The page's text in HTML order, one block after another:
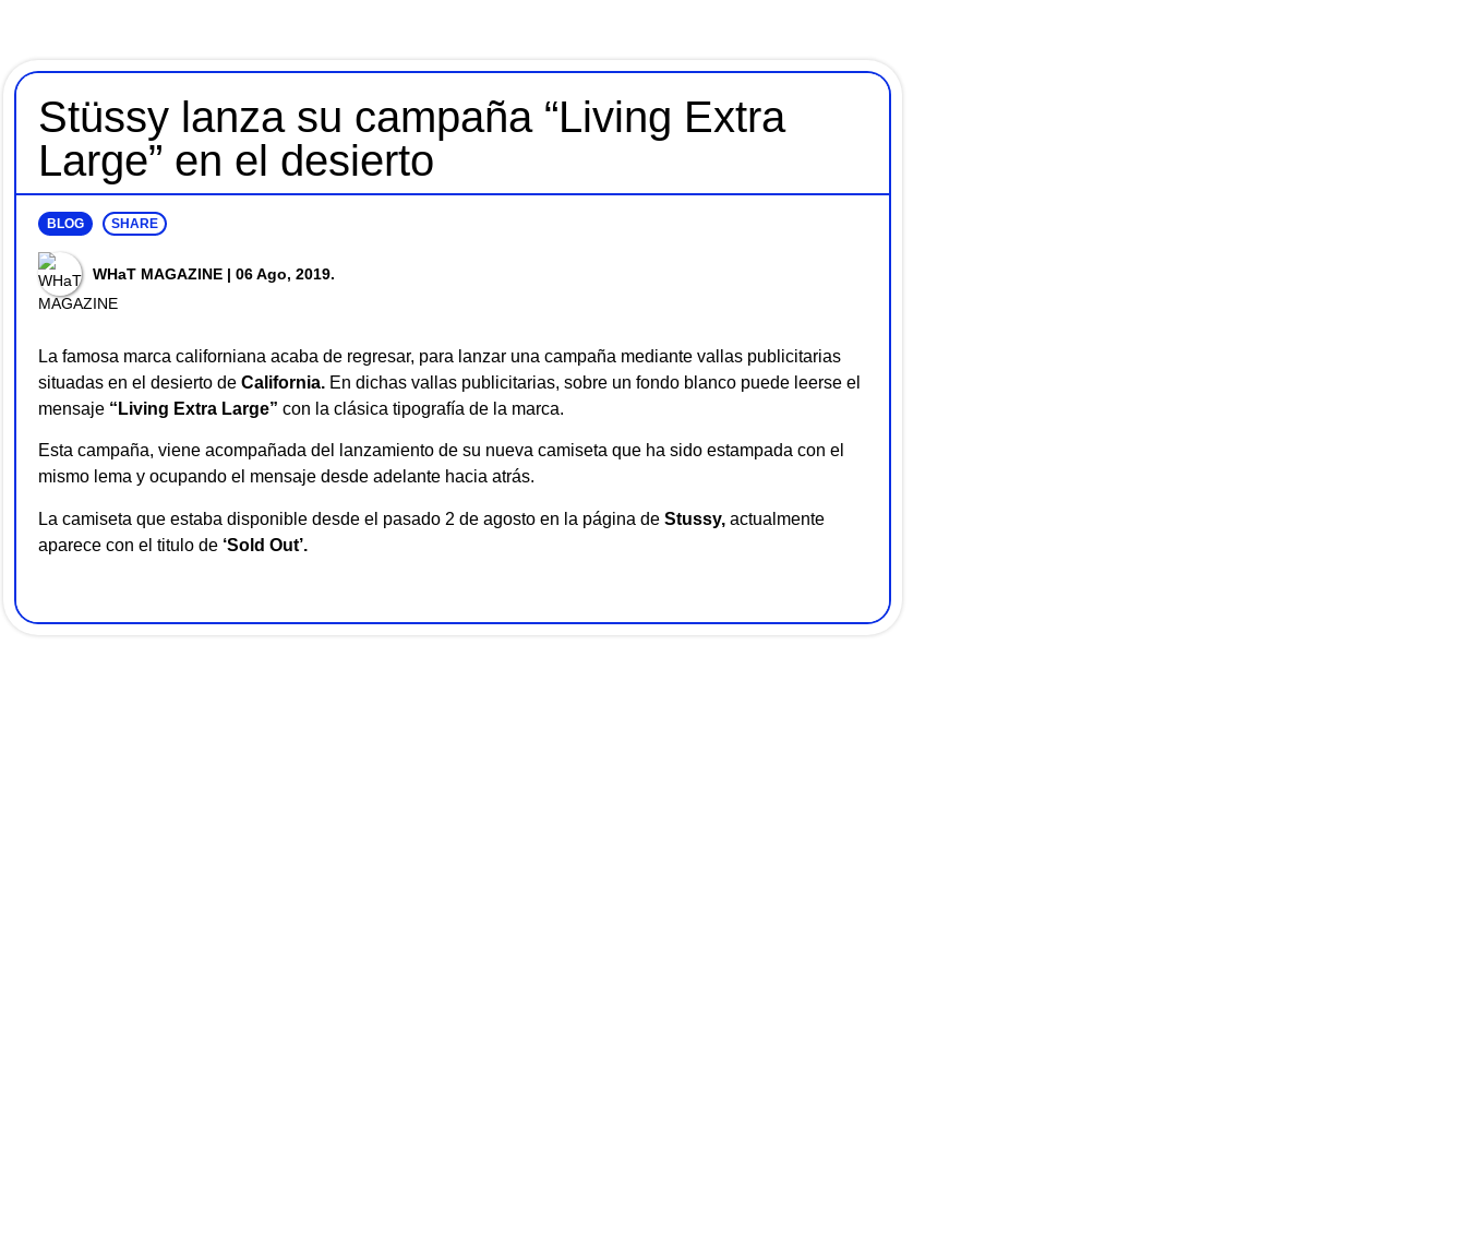
Entrevistas
Foodie
Stüssy lanza su campaña “Living Extra
Large” en el desierto
BLOG SHARE
WHaT MAGAZINE | 06 Ago, 2019.
La famosa marca californiana acaba de regresar, para lanzar una campaña mediante vallas publicitarias
situadas en el desierto de California. En dichas vallas publicitarias, sobre un fondo blanco puede leerse el
mensaje “Living Extra Large” con la clásica tipografía de la marca.
Esta campaña, viene acompañada del lanzamiento de su nueva camiseta que ha sido estampada con el
mismo lema y ocupando el mensaje desde adelante hacia atrás.
La camiseta que estaba disponible desde el pasado 2 de agosto en la página de Stussy, actualmente
aparece con el titulo de ‘Sold Out’.